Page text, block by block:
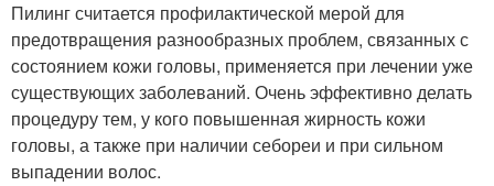
Пилинг считается профилактической мерой для
предотвращения разнообразных проблем, связанных с
состоянием кожи головы, применяется при лечении уже
существующих заболеваний. Очень эффективно делать
процедуру тем, у кого повышенная жирность кожи
головы, а также при наличии себореи и при сильном
выпадении волос.